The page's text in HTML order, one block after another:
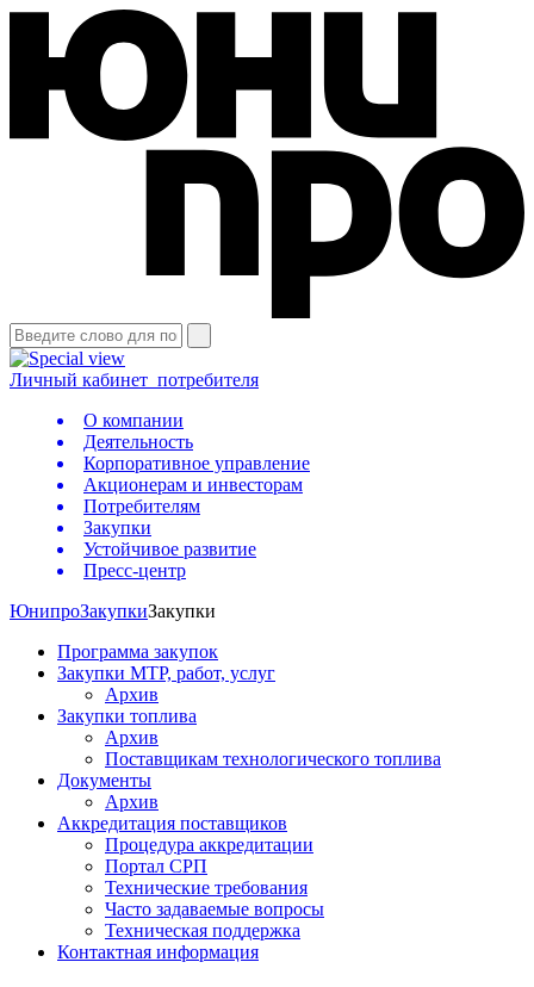
Личный кабинет потребителя
О компании
Деятельность
Корпоративное управление
Акционерам и инвесторам
Потребителям
Закупки
Устойчивое развитие
Пресс-центр
ЮнипроЗакупкиЗакупки
Программа закупок
Закупки МТР, работ, услуг
Архив
Закупки топлива
Архив
Поставщикам технологического топлива
Документы
Архив
Аккредитация поставщиков
Процедура аккредитации
Портал СРП
Технические требования
Часто задаваемые вопросы
Техническая поддержка
Контактная информация